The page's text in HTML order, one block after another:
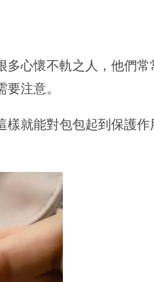
心懷不軌之人，他們
注意。
就能對包包起到保護